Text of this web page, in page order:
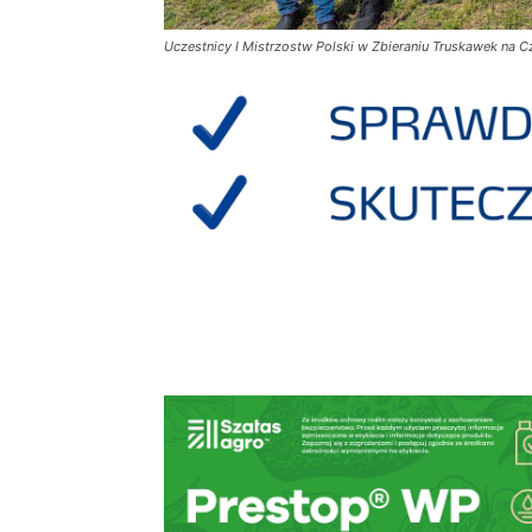
Uczestnicy I Mistrzostw Polski w Zbieraniu Truskawek na